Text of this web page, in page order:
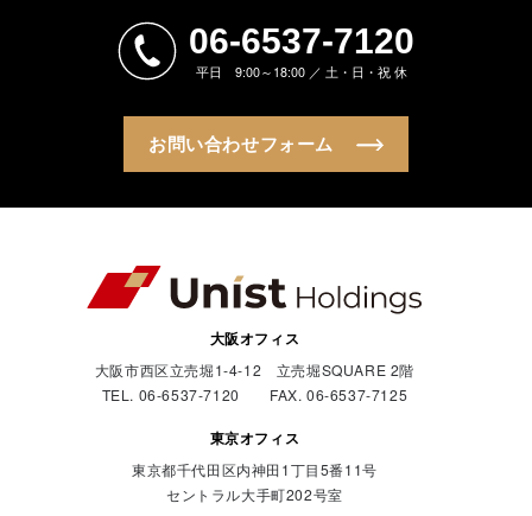
06-6537-7120
平日 9:00～18:00 ／ 土・日・祝 休
お問い合わせフォーム
大阪オフィス
大阪市西区立売堀1-4-12 立売堀SQUARE 2階
TEL. 06-6537-7120 FAX. 06-6537-7125
東京オフィス
東京都千代田区内神田1丁目5番11号
セントラル大手町202号室